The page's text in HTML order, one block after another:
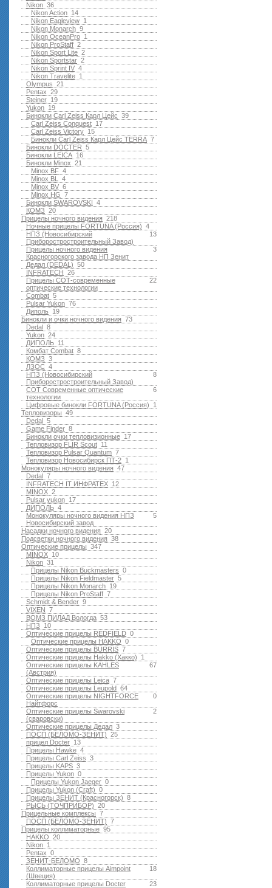
36
Nikon
14
Nikon Action
1
Nikon Eagleview
9
Nikon Monarch
1
Nikon OceanPro
2
Nikon ProStaff
2
Nikon Sport Lite
2
Nikon Sportstar
4
Nikon Sprint IV
1
Nikon Travelite
21
Olympus
29
Pentax
19
Steiner
19
Yukon
39
Бинокли Carl Zeiss Карл Цейс
17
Carl Zeiss Conquest
15
Carl Zeiss Victory
7
Бинокли Carl Zeiss Карл Цейс TERRA
5
Бинокли DOCTER
16
Бинокли LEICA
21
Бинокли Minox
4
Minox BF
4
Minox BL
6
Minox BV
7
Minox HG
4
Бинокли SWAROVSKI
20
КОМЗ
218
Прицелы ночного видения
4
Ночные прицелы FORTUNA (Россия)
13
НПЗ (Новосибирский
Приборостростроительный Завод)
3
Прицелы ночного видения
Красногорского завода НП Зенит
50
Дедал (DEDAL)
26
INFRATECH
22
Прицелы СОТ-современные
оптические технологии
5
Combat
76
Pulsar Yukon
19
Диполь
73
Бинокли и очки ночного видения
8
Dedal
24
Yukon
11
ДИПОЛЬ
8
Комбат Combat
3
КОМЗ
4
ЛЗОС
8
НПЗ (Новосибирский
Приборостростроительный Завод)
6
СОТ Современные оптические
технологии
1
Цифровые бинокли FORTUNA (Россия)
49
Тепловизоры
5
Dedal
8
Game Finder
17
Бинокли очки тепловизионные
11
Тепловизор FLIR Scout
7
Тепловизор Pulsar Quantum
1
Тепловизор Новосибирск ПТ-2
47
Монокуляры ночного видения
7
Dedal
12
INFRATECH IT ИНФРАТЕХ
2
MINOX
17
Pulsar yukon
4
ДИПОЛЬ
5
Монокуляры ночного видения НПЗ
Новосибирский завод
20
Насадки ночного видения
38
Подсветки ночного видения
347
Оптические прицелы
10
MINOX
31
Nikon
0
Прицелы Nikon Buckmasters
5
Прицелы Nikon Fieldmaster
19
Прицелы Nikon Monarch
7
Прицелы Nikon ProStaff
9
Schmidt & Bender
7
VIXEN
53
ВОМЗ ПИЛАД Вологда
10
НПЗ
0
Оптические прицелы REDFIELD
0
Оптические прицелы HAKKO
7
Оптические прицелы BURRIS
1
Оптические прицелы Hakko (Хакко)
67
Оптические прицелы KAHLES
(Австрия)
7
Оптические прицелы Leica
64
Оптические прицелы Leupold
0
Оптические прицелы NIGHTFORCE
Найтфорс
2
Оптические прицелы Swarovski
(сваровски)
3
Оптические прицелы Дедал
25
ПОСП (БЕЛОМО-ЗЕНИТ)
13
прицел Docter
4
Прицелы Hawke
3
Прицелы Carl Zeiss
3
Прицелы KAPS
0
Прицелы Yukon
0
Прицелы Yukon Jaeger
0
Прицелы Yukon (Craft)
8
Прицелы ЗЕНИТ (Красногорск)
20
РЫСЬ (ТОЧПРИБОР)
7
Прицельные комплексы
7
ПОСП (БЕЛОМО-ЗЕНИТ)
95
Прицелы коллиматорные
20
HAKKO
1
Nikon
0
Pentax
8
ЗЕНИТ-БЕЛОМО
18
Коллиматорные прицелы Aimpoint
(Швеция)
23
Коллиматорные прицелы Docter